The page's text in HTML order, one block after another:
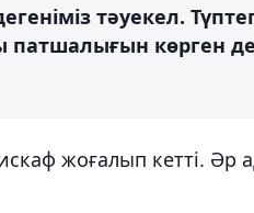
тәуекел.
патшалығын көрген
жоғалып кетті. Әр